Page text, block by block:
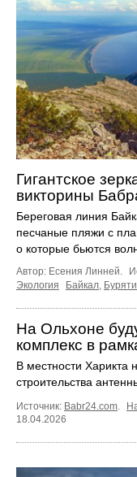
Гигантское
викторины
Береговая линия
песчаные пляжи с
о которые бьются
Автор: Есения Линней.
Экология
Байкал,
На Ольхоне
комплекс в
В местности Харикта
строительства
Источник: Babr24.com
18.04.2026